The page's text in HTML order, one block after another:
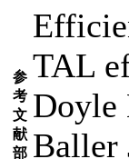
参
考
文
献
部
TAL
Doyle
Baller